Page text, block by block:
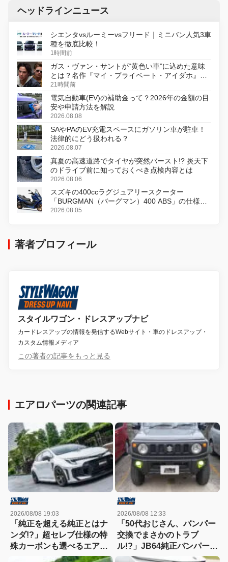
ヘッドラインニュース
シエンタvsルーミーvsフリード｜ミニバン人気3車
種を徹底比較！
1時間前
ガス・ヴァン・サントが“黄色い車”に込めた意味
とは？名作『マイ・プライベート・アイダホ』が
初のデジタルリマスター版で復活
21時間前
電気自動車(EV)の補助金って？2026年の金額の目
安や申請方法を解説
2026.08.08
SAやPAのEV充電スペースにガソリン車が駐車！
法律的にどう扱われる？
2026.08.07
真夏の高速道路でタイヤが突然バースト!? 炎天下
のドライブ前に知っておくべき点検内容とは
2026.08.06
スズキの400ccラグジュアリースクーター
「BURGMAN（バーグマン）400 ABS」の仕様を
変更し、8月18日に発売
2026.08.05
著者プロフィール
スタイルワゴン・ドレスアップナビ
カードレスアップの情報を発信するWebサイト・車のドレスアップ・
カスタム情報メディア
この著者の記事をもっと見る
エアロパーツの関連記事
2026/08/08 19:03
「純正を超える純正とはナ
ンダ!?」超セレブ仕様の特
殊カーボンも選べるエアロ
キット新登場！【アーティ
2026/08/08 12:33
「50代おじさん、バンパー
交換でまさかのトラブ
ル!?」JB64純正バンパー流
用に挑戦したら、センサー